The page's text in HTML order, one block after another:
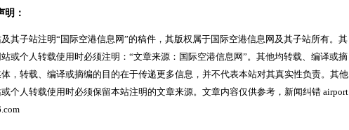
明：
子站注明“国际空港信息网”的稿件，其版权属于国际空港信息网及其子站所有。其
或个人转载使用时必须注明：“文章来源：国际空港信息网”。其他均转载、编译或摘
，转载、编译或摘编的目的在于传递更多信息，并不代表本站对其真实性负责。其他
个人转载使用时必须保留本站注明的文章来源。文章内容仅供参考，新闻纠错 airport